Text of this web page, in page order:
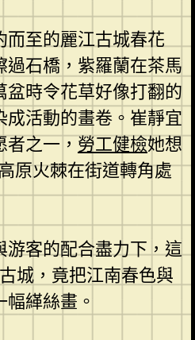
而至的麗江古城春花
石橋，紫羅蘭在茶馬
時令花草好像打翻的
活動的畫卷。崔靜宜
者之一，勞工健檢她想
原火棘在街道轉角處
游客的配合盡力下，這
城，竟把江南春色與
緙絲畫。